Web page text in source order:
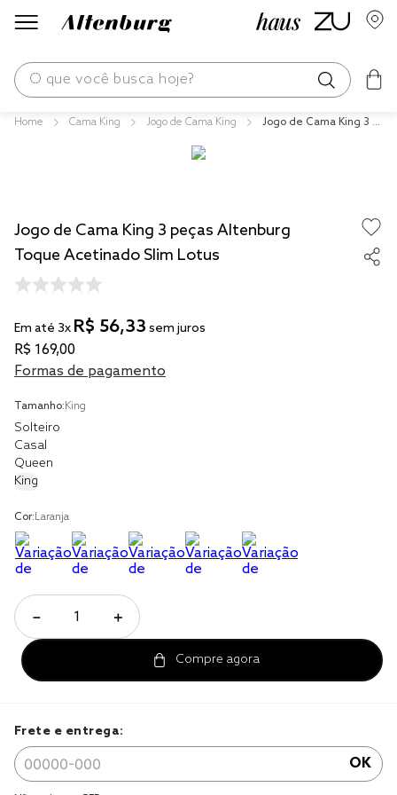
O que você busca hoje?
Cama King Jogo de Cama King
Jogo de Cama King 3 p
Jogo de Cama King 3 peças Altenburg
Toque Acetinado Slim Lotus
Em até 3x R$ 56,33 sem juros
R$ 169,00
Formas de pagamento
Tamanho:King
Solteiro
Casal
Queen
King
Cor:Laranja
＋
－
Frete e entrega:
OK
fronha
jogos cama
travesseiro
solteiro king
cobre leito
jogo cama
jogo cama casal